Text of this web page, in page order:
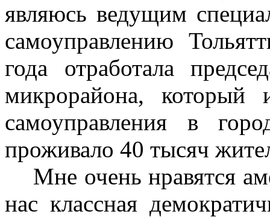
являюсь ведущим
самоуправлению
года отработала
микрорайона, который
самоуправления в
проживало 40 тысяч
Мне очень нравятся
нас классная